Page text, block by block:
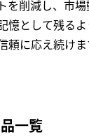
削減し、市
として残る
に応え続けま
一覧